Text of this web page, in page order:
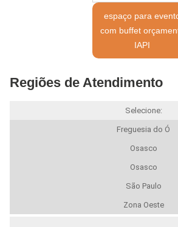
espaço para
com buffet
IAPI
Regiões de Atendimento
Selecione:
Freguesia do Ó
Osasco
Osasco
São Paulo
Zona Oeste